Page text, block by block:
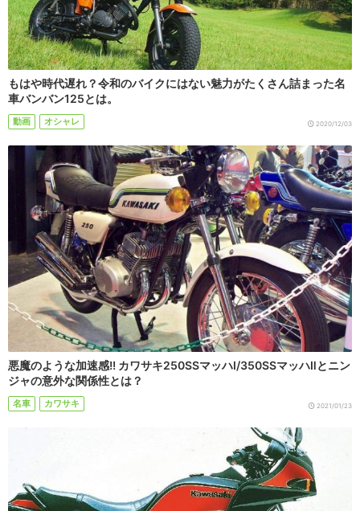
もはや時代遅れ？令和のバイクにはない魅力がたくさん詰まった名
車バンバン125とは。
動画 オシャレ 2020/12/03
悪魔のような加速感!! カワサキ250SSマッハⅠ/350SSマッハⅡとニン
ジャの意外な関係性とは？
名車 カワサキ 2021/01/23